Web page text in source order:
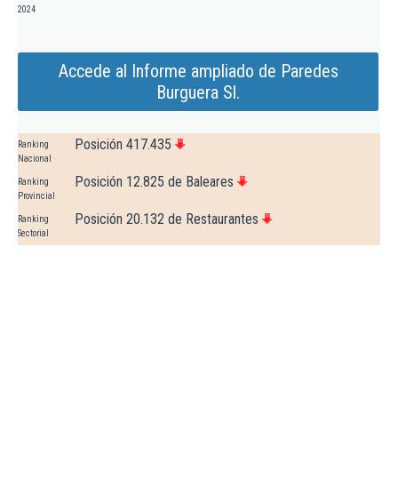
2024
Accede al Informe ampliado de Paredes
Burguera Sl.
Ranking
Nacional
Posición 417.435
Ranking
Provincial
Posición 12.825 de Baleares
Ranking
Sectorial
Posición 20.132 de Restaurantes